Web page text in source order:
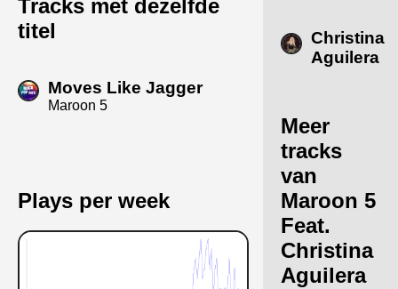
Tracks met dezelfde
titel
Moves Like Jagger
Maroon 5
Plays per week
Christina
Aguilera
Meer
tracks
van
Maroon 5
Feat.
Christina
Aguilera